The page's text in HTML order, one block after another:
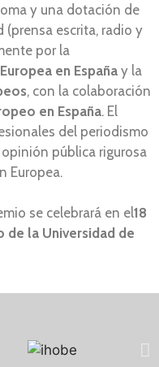
y una dotación de
escrita, radio y
por la
en España y la
, con la colaboración
en España. El
del periodismo
pública rigurosa
Europea.
se celebrará en el18
de la Universidad de